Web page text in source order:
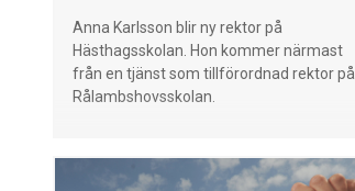
Anna Karlsson blir ny rektor på
Hästhagsskolan. Hon kommer närmast
från en tjänst som tillförordnad rektor på
Rålambshovsskolan.